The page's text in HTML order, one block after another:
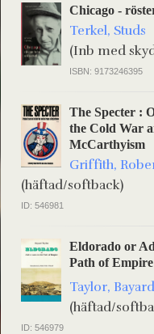
Chicago -
Terkel, Studs
(Inb med
ISBN: 9173246395
The Specter :
the Cold War
McCarthyism
Griffith,
(häftad/softback)
ID: 546981
Eldorado or
Path of Empire
Taylor, Bayard
(häftad/
ID: 546979